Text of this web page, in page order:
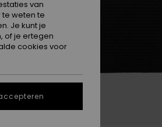
van
weten te
Je kunt je
of je ertegen
cookies voor